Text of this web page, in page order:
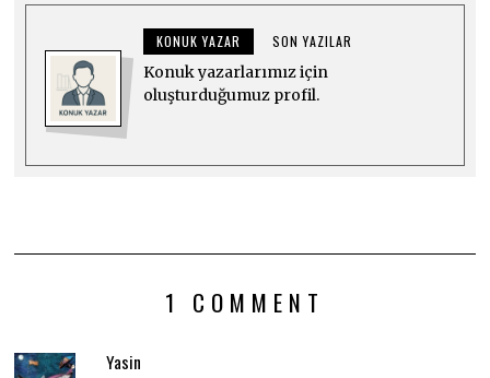
KONUK YAZAR SON YAZILAR
Konuk yazarlarımız için
oluşturduğumuz profil.
1 COMMENT
Yasin